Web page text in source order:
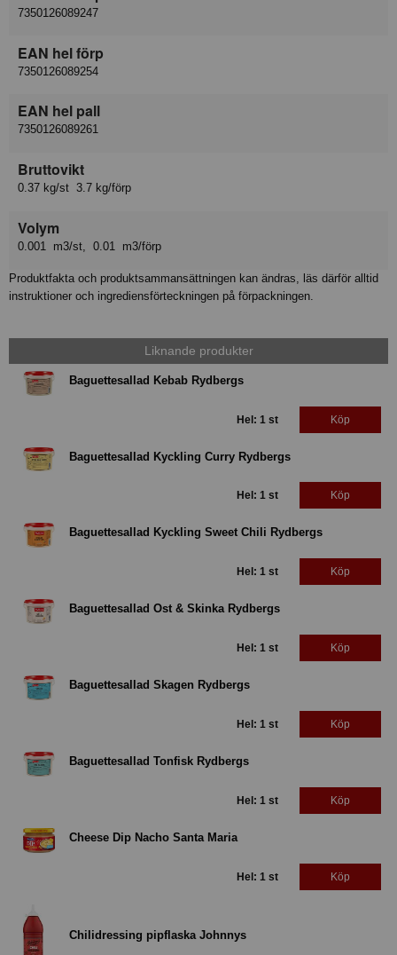
7350126089247
EAN hel förp
7350126089254
EAN hel pall
7350126089261
Bruttovikt
0.37 kg/st 3.7 kg/förp
Volym
0.001 m3/st, 0.01 m3/förp
Produktfakta och produktsammansättningen kan ändras, läs därför alltid
instruktioner och ingrediensförteckningen på förpackningen.
Liknande produkter
Baguettesallad Kebab Rydbergs
Hel: 1 st Köp
Baguettesallad Kyckling Curry Rydbergs
Hel: 1 st Köp
Baguettesallad Kyckling Sweet Chili Rydbergs
Hel: 1 st Köp
Baguettesallad Ost & Skinka Rydbergs
Hel: 1 st Köp
Baguettesallad Skagen Rydbergs
Hel: 1 st Köp
Baguettesallad Tonfisk Rydbergs
Hel: 1 st Köp
Cheese Dip Nacho Santa Maria
Hel: 1 st Köp
Chilidressing pipflaska Johnnys